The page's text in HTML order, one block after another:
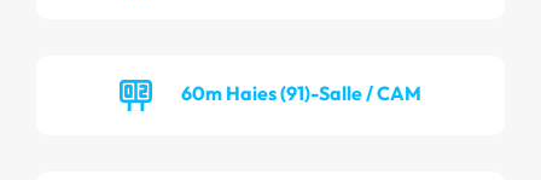
60m Haies (91)-Salle / CAM